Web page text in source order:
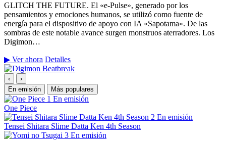
GLITCH THE FUTURE. El «e-Pulse», generado por los
pensamientos y emociones humanos, se utilizó como fuente de
energía para el dispositivo de apoyo con IA «Sapotama». De las
sombras de este notable avance surgen monstruos aterradores. Los
Digimon…
▶ Ver ahora Detalles
‹
›
En emisión
Más populares
1 En emisión
One Piece
2 En emisión
Tensei Shitara Slime Datta Ken 4th Season
3 En emisión